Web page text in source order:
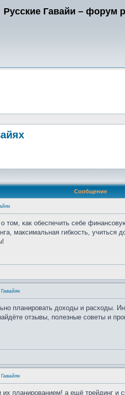
Русские Гавайи – форум
Сообщение
как обеспечить себе
максимальная гибкость,
планировать доходы и расходы.
отзывы, полезные советы и
планированием! а ещё трейдинг и